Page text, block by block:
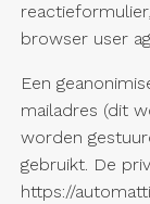
browser user
Een
mailadres (dit
worden
gebruikt. De
https://